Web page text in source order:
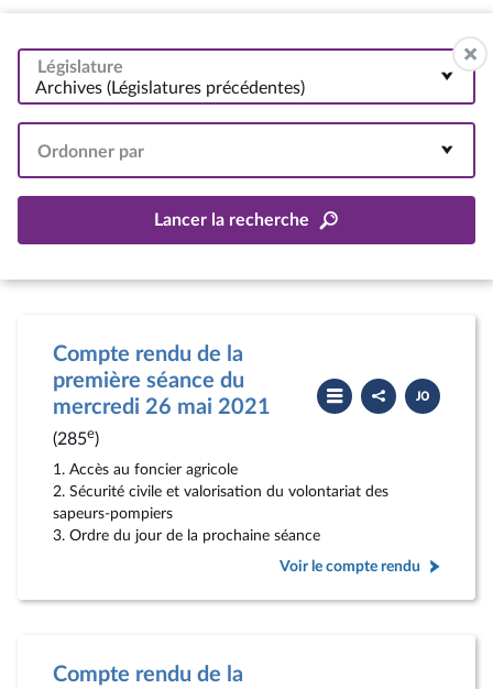
Législature
Archives (Législatures précédentes)
Ordonner par
Lancer la recherche
Compte rendu de la
première séance du
mercredi 26 mai 2021
(285e)
Partager
le
compte
Télécharger
le
PDF
1. Accès au foncier agricole
2. Sécurité civile et valorisation du volontariat des
sapeurs-pompiers
3. Ordre du jour de la prochaine séance
Voir le compte rendu
Compte rendu de la